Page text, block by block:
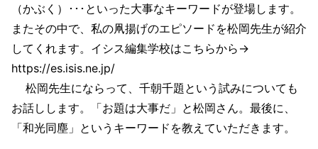
（かぶく）･･･といった大事なキーワードが登場します。
またその中で、私の凧揚げのエピソードを松岡先生が紹介
してくれます。イシス編集学校はこちらから→
https://es.isis.ne.jp/
松岡先生にならって、千朝千題という試みについても
お話しします。「お題は大事だ」と松岡さん。最後に、
「和光同塵」というキーワードを教えていただきます。